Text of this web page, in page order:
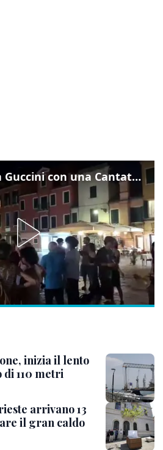
Venezia omaggia Guccini con una Cantata Anarchica in campo Santa Margherita
inizia il lento
di 110 metri
arrivano 13
il gran caldo